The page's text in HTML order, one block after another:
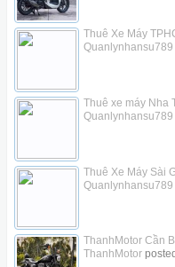
Thuê Xe Máy
Quanlynhansu789
Thuê xe máy Nha
Quanlynhansu789
Thuê Xe Máy Sài
Quanlynhansu789
ThanhMotor Cần
ThanhMotorposted